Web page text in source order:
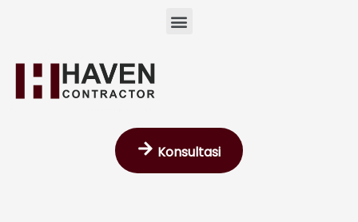
Menu
Konsultasi